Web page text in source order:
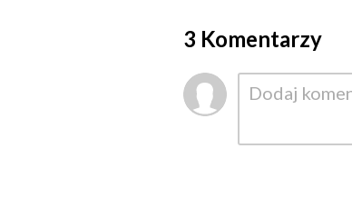
3 Komentarzy